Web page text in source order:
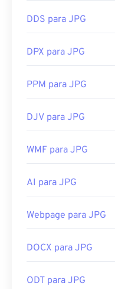
DDS para JPG
DPX para JPG
PPM para JPG
DJV para JPG
WMF para JPG
AI para JPG
Webpage para JPG
DOCX para JPG
ODT para JPG